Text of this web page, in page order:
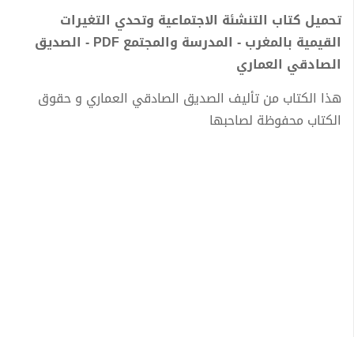
تحميل كتاب التنشئة الاجتماعية وتحدي التغيرات
القيمية بالمغرب - المدرسة والمجتمع PDF - الصديق
الصادقي العماري
هذا الكتاب من تأليف الصديق الصادقي العماري و حقوق
الكتاب محفوظة لصاحبها